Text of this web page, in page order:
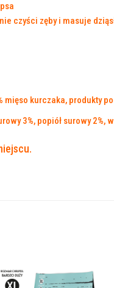
czyści zęby i masuje
mięso kurczaka, produkty
3%, popiół surowy 2%,